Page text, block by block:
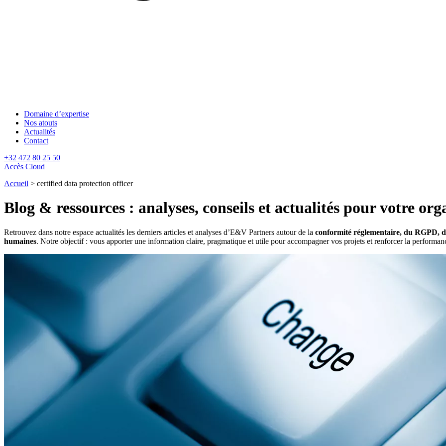
Domaine d’expertise
Nos atouts
Actualités
Contact
+32 472 80 25 50
Accès Cloud
Accueil > certified data protection officer
Blog & ressources : analyses, conseils et actualités pour votre
Retrouvez dans notre espace actualités les derniers articles et analyses d’E&V Partners autour de la conformité réglementaire, du RGPD,
humaines. Notre objectif : vous apporter une information claire, pragmatique et utile pour accompagner vos projets et renforcer la